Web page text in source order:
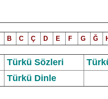
B C Ç D E F G Ğ
Türkü Sözleri
Türkü Dinle